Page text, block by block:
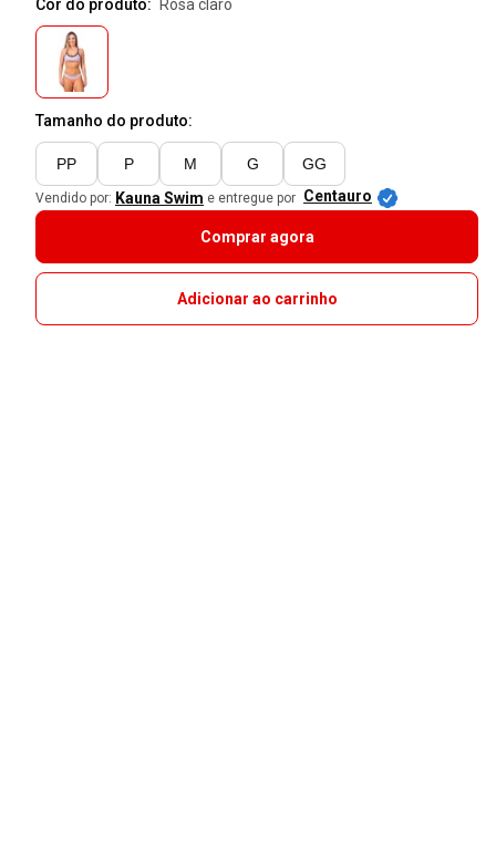
Cor do produto: rosa claro
Tamanho do produto:
PP P M G GG
Vendido por: Kauna Swim e entregue por Centauro
Comprar agora
Adicionar ao carrinho